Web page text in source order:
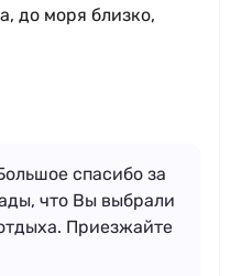
до моря близко,
спасибо за
что Вы выбрали
Приезжайте